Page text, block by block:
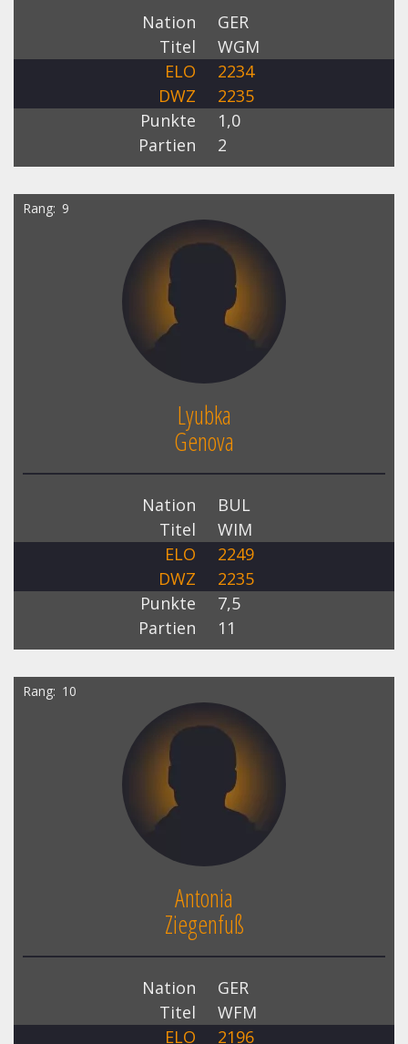
Nation
GER
Titel
WGM
ELO
2234
DWZ
2235
Punkte
1,0
Partien
2
Rang 9
Lyubka
Genova
Nation
BUL
Titel
WIM
ELO
2249
DWZ
2235
Punkte
7,5
Partien
11
Rang 10
Antonia
Ziegenfuß
Nation
GER
Titel
WFM
ELO
2196